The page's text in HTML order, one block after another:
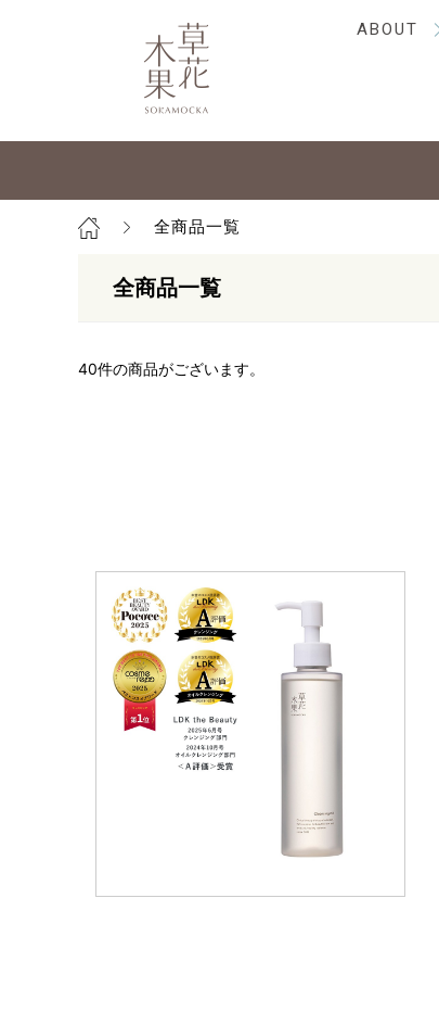
ABOUT
全商品一覧
全商品一覧
40件の商品がございます。